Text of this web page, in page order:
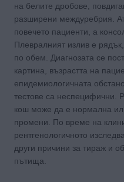
на белите дробове,
разширени междуребрия.
повечето пациенти, а
Плевралният излив е
по обем. Диагнозата се
картина, възрастта на
епидемиологичната
тестове са неспецифични.
кош може да е нормална
промени. По време на
рентгенологичното
други причини за тираж и
пътища.